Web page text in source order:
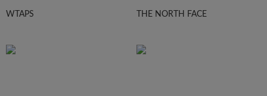
WTAPS THE NORTH FACE